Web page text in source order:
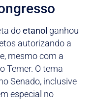
doetanol ganhou
autorizando a
mesmo com a
Temer. O tema
Senado, inclusive
especial no